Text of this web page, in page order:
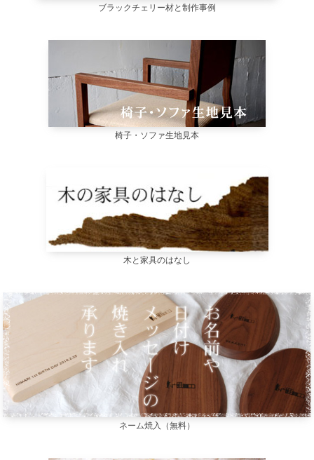
ブラックチェリー材と制作事例
椅子・ソファ生地見本
木と家具のはなし
ネーム焼入（無料）